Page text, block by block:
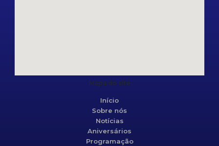
Mapa do site
Início
Sobre nós
Notícias
Aniversários
Programação